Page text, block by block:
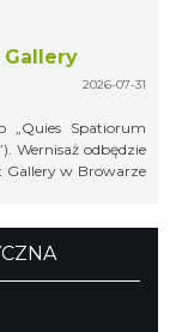
2026-07-31
„Quies Spatiorum
Wernisaż odbędzie
Gallery w Browarze